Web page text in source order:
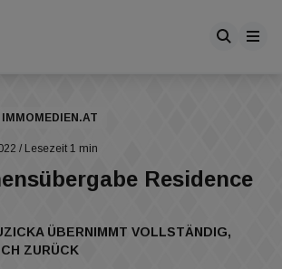
IMMOMEDIEN.AT
/ Lesezeit 1 min
Residence
ÜBERNIMMT VOLLSTÄNDIG,
ZURÜCK